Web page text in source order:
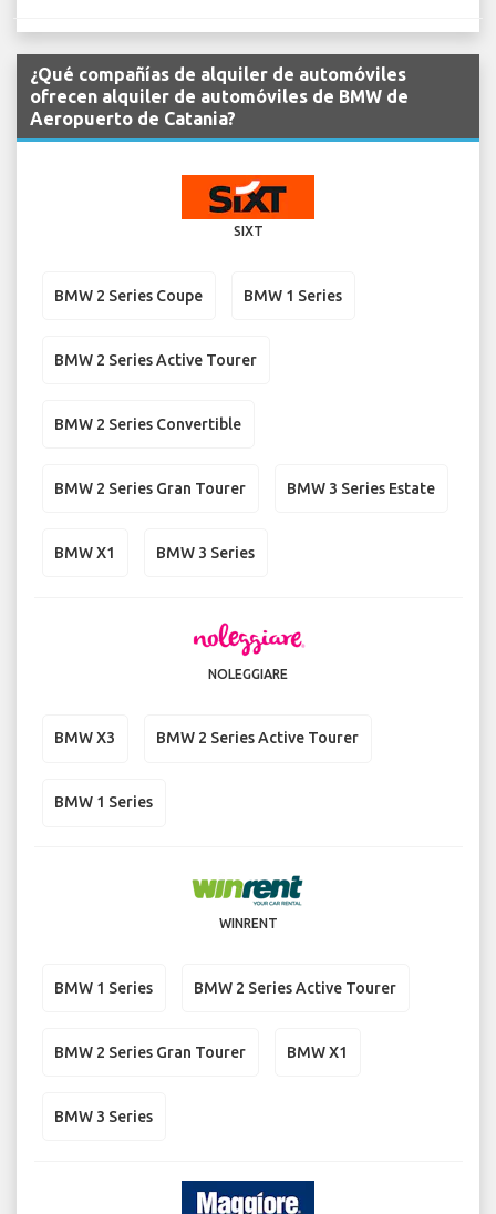
¿Qué compañías de alquiler de automóviles
ofrecen alquiler de automóviles de BMW de
Aeropuerto de Catania?
SIXT
BMW 2 Series Coupe BMW 1 Series
BMW 2 Series Active Tourer
BMW 2 Series Convertible
BMW 2 Series Gran Tourer BMW 3 Series Estate
BMW X1 BMW 3 Series
NOLEGGIARE
BMW X3 BMW 2 Series Active Tourer
BMW 1 Series
WINRENT
BMW 1 Series BMW 2 Series Active Tourer
BMW 2 Series Gran Tourer BMW X1
BMW 3 Series